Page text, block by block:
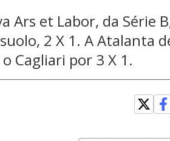
Ars et Labor, da Série
2 X 1. A Atalanta
Cagliari por 3 X 1.